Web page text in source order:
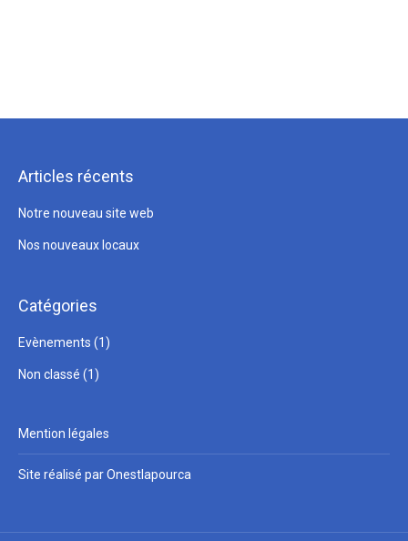
Articles récents
Notre nouveau site web
Nos nouveaux locaux
Catégories
Evènements (1)
Non classé (1)
Mention légales
Site réalisé par Onestlapourca